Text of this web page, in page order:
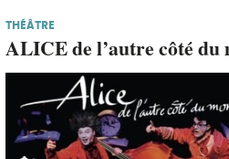
THÉÂTRE
ALICE de l’autre côté du